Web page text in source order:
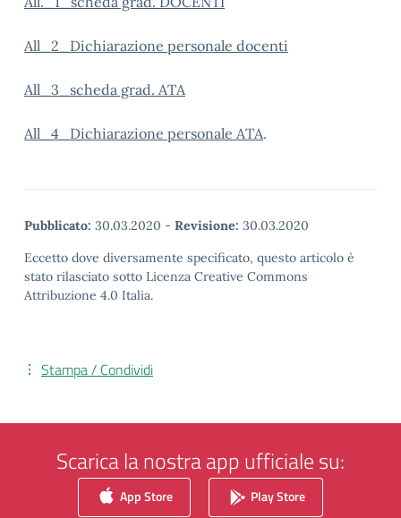
All_2_Dichiarazione personale docenti
All_3_scheda grad. ATA
All_4_Dichiarazione personale ATA.
Pubblicato: 30.03.2020 - Revisione: 30.03.2020
Eccetto dove diversamente specificato, questo articolo è
stato rilasciato sotto Licenza Creative Commons
Attribuzione 4.0 Italia.
Stampa / Condividi
Scarica la nostra app ufficiale su:
App Store Play Store